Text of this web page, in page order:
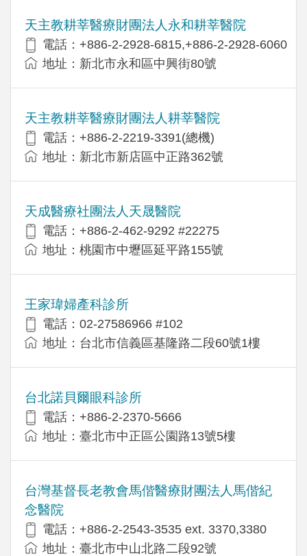
天主教耕莘醫療財團法人永和耕莘醫院
電話：+886-2-2928-6815,+886-2-2928-6060
地址：新北市永和區中興街80號
天主教耕莘醫療財團法人耕莘醫院
電話：+886-2-2219-3391(總機)
地址：新北市新店區中正路362號
天成醫療社團法人天晟醫院
電話：+886-2-462-9292 #22275
地址：桃園市中壢區延平路155號
王家瑋婦產科診所
電話：02-27586966 #102
地址：台北市信義區基隆路二段60號1樓
台北諾貝爾眼科診所
電話：+886-2-2370-5666
地址：臺北市中正區公園路13號5樓
台灣基督長老教會馬偕醫療財團法人馬偕紀
念醫院
電話：+886-2-2543-3535 ext. 3370,3380
地址：臺北市中山北路二段92號